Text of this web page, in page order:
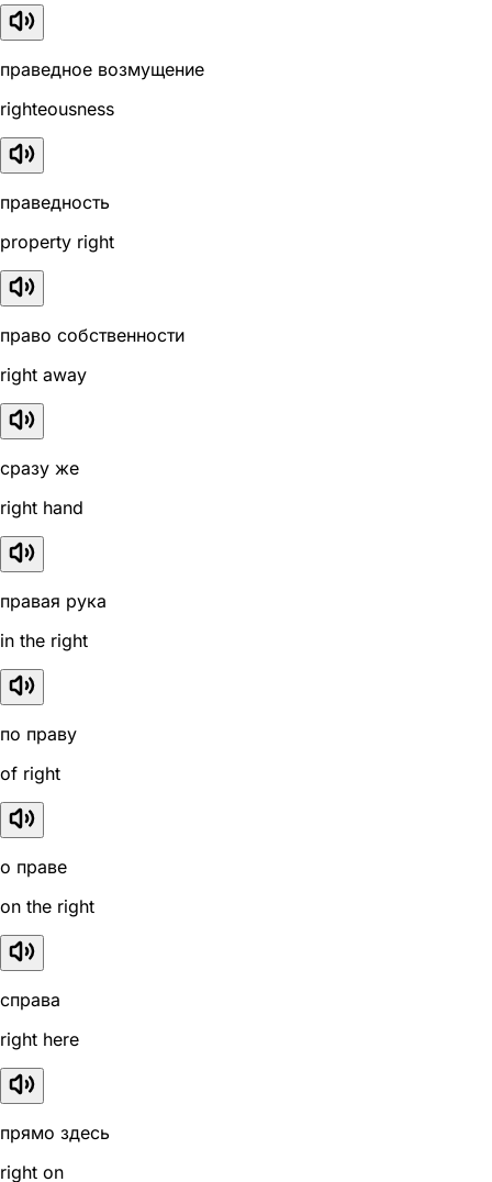
праведное возмущение
righteousness
праведность
property right
право собственности
right away
сразу же
right hand
правая рука
in the right
по праву
of right
о праве
on the right
справа
right here
прямо здесь
right on